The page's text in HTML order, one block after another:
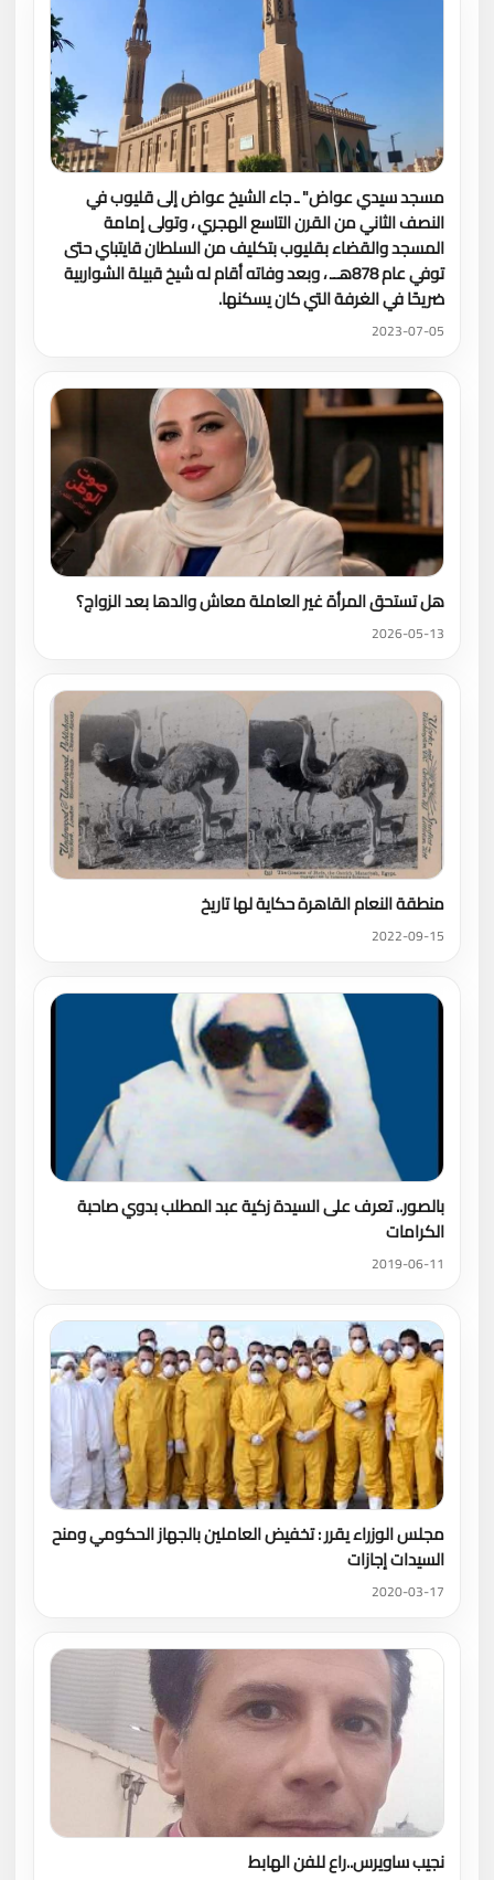
مسجد سيدي عواض" ـ جاء الشيخ عواض إلى قليوب في
النصف الثاني من القرن التاسع الهجري ، وتولى إمامة
المسجد والقضاء بقليوب بتكليف من السلطان قايتباي حتى
توفي عام 878هــ ، وبعد وفاته أقام له شيخ قبيلة الشواربية
ضريحًا في الغرفة التي كان يسكنها.
2023-07-05
هل تستحق المرأة غير العاملة معاش والدها بعد الزواج؟
2026-05-13
منطقة النعام القاهرة حكاية لها تاريخ
2022-09-15
بالصور.. تعرف على السيدة زكية عبد المطلب بدوي صاحبة
الكرامات
2019-06-11
مجلس الوزراء يقرر : تخفيض العاملين بالجهاز الحكومي ومنح
السيدات إجازات
2020-03-17
نجيب ساويرس..راع للفن الهابط